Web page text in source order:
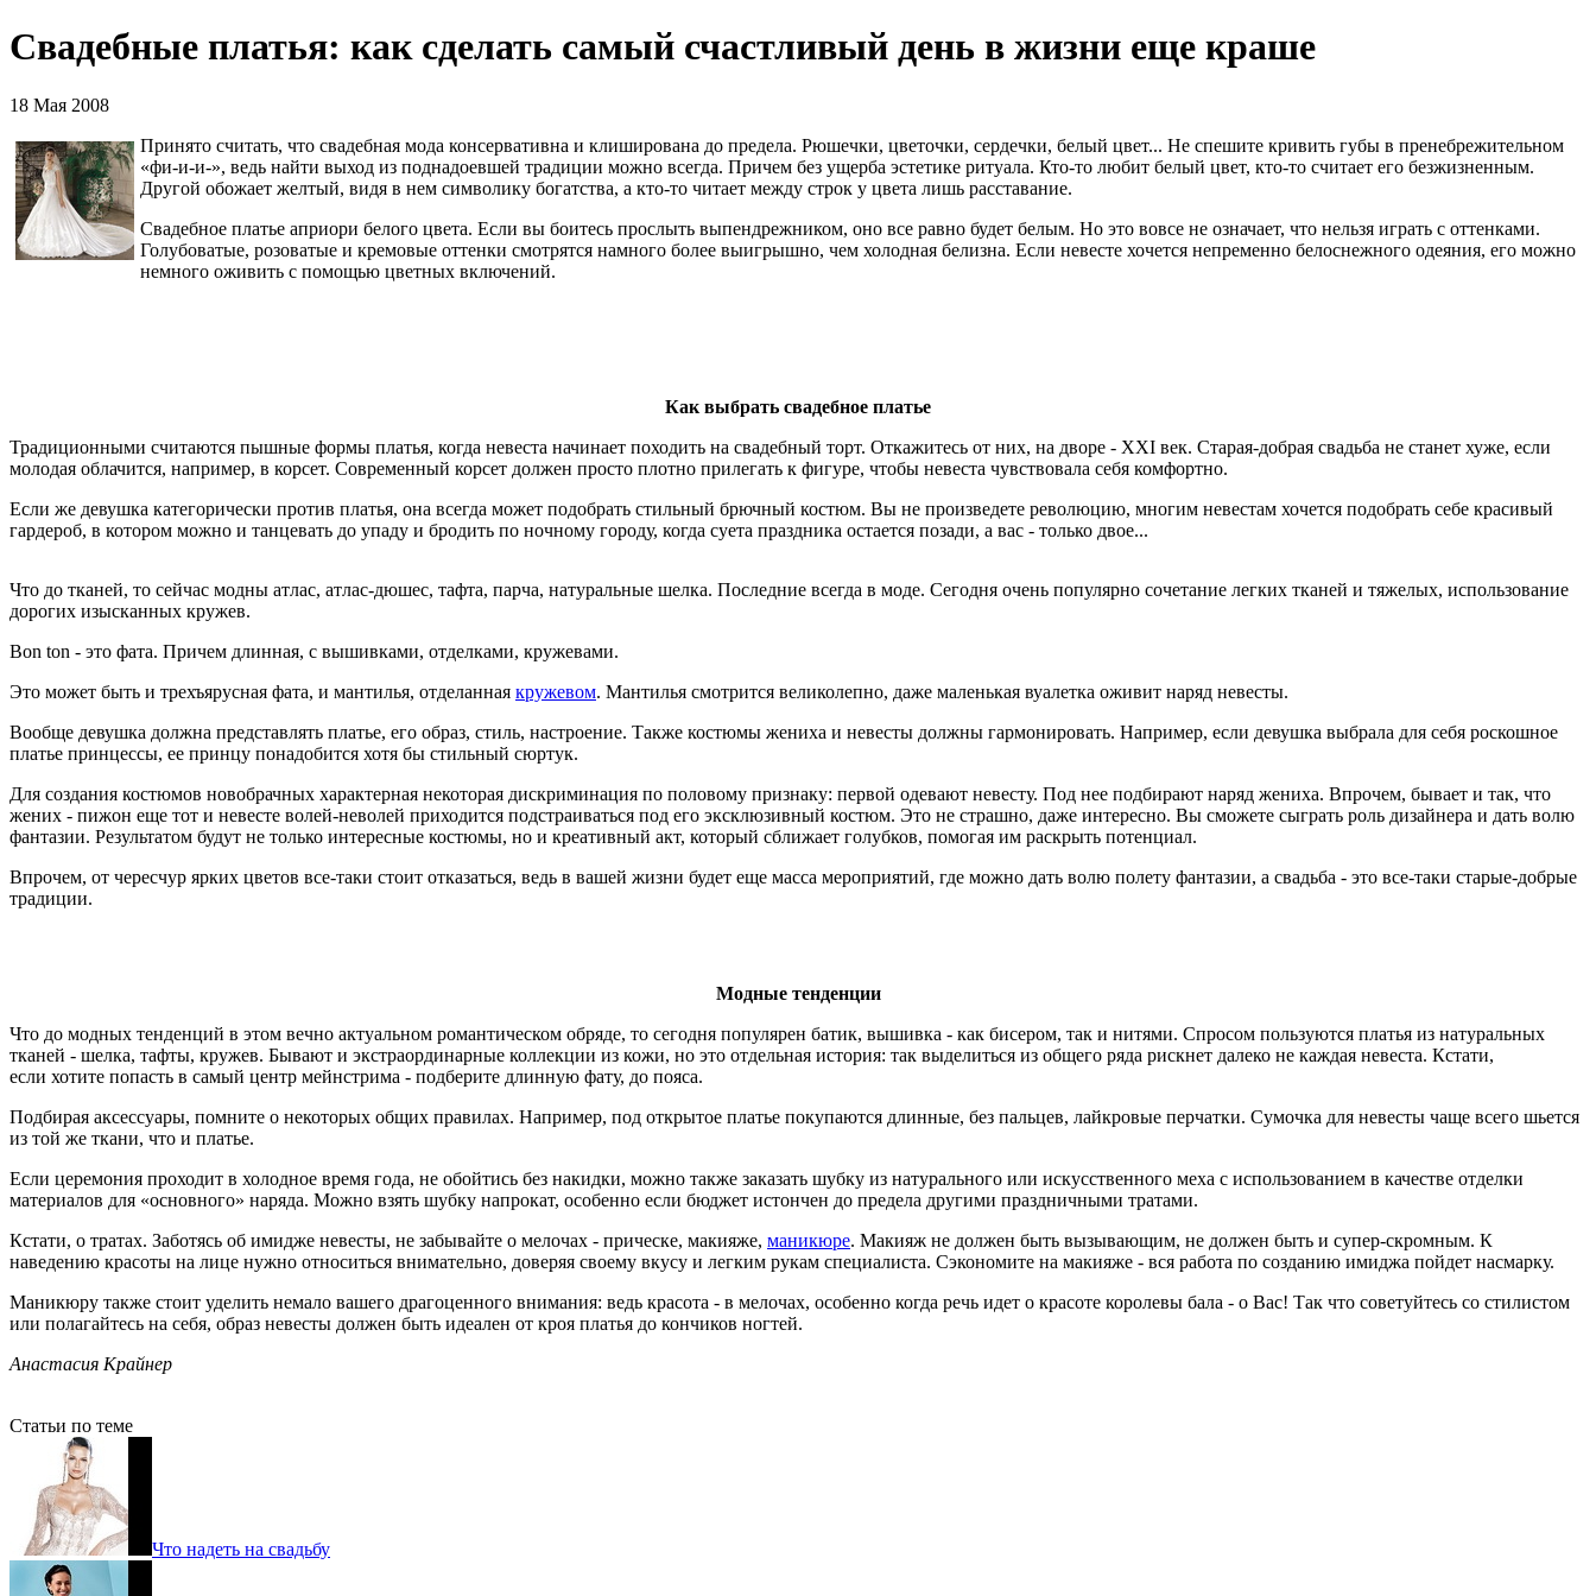
Свадебные платья: как сделать самый счастливый день в жизни еще краше
18 Мая 2008
Принято считать, что свадебная мода консервативна и клиширована до предела. Рюшечки, цветочки, сердечки, белый цвет... Не спешите кривить губы в пренебрежительном
«фи-и-и-», ведь найти выход из поднадоевшей традиции можно всегда. Причем без ущерба эстетике ритуала. Кто-то любит белый цвет, кто-то считает его безжизненным.
Другой обожает желтый, видя в нем символику богатства, а кто-то читает между строк у цвета лишь расставание.
Свадебное платье априори белого цвета. Если вы боитесь прослыть выпендрежником, оно все равно будет белым. Но это вовсе не означает, что нельзя играть с оттенками.
Голубоватые, розоватые и кремовые оттенки смотрятся намного более выигрышно, чем холодная белизна. Если невесте хочется непременно белоснежного одеяния, его можно
немного оживить с помощью цветных включений.
Как выбрать свадебное платье
Традиционными считаются пышные формы платья, когда невеста начинает походить на свадебный торт. Откажитесь от них, на дворе - XXI век. Старая-добрая свадьба не станет хуже, если
молодая облачится, например, в корсет. Современный корсет должен просто плотно прилегать к фигуре, чтобы невеста чувствовала себя комфортно.
Если же девушка категорически против платья, она всегда может подобрать стильный брючный костюм. Вы не произведете революцию, многим невестам хочется подобрать себе красивый
гардероб, в котором можно и танцевать до упаду и бродить по ночному городу, когда суета праздника остается позади, а вас - только двое...
Что до тканей, то сейчас модны атлас, атлас-дюшес, тафта, парча, натуральные шелка. Последние всегда в моде. Сегодня очень популярно сочетание легких тканей и тяжелых, использование
дорогих изысканных кружев.
Bon ton - это фата. Причем длинная, с вышивками, отделками, кружевами.
Это может быть и трехъярусная фата, и мантилья, отделанная кружевом. Мантилья смотрится великолепно, даже маленькая вуалетка оживит наряд невесты.
Вообще девушка должна представлять платье, его образ, стиль, настроение. Также костюмы жениха и невесты должны гармонировать. Например, если девушка выбрала для себя роскошное
платье принцессы, ее принцу понадобится хотя бы стильный сюртук.
Для создания костюмов новобрачных характерная некоторая дискриминация по половому признаку: первой одевают невесту. Под нее подбирают наряд жениха. Впрочем, бывает и так, что
жених - пижон еще тот и невесте волей-неволей приходится подстраиваться под его эксклюзивный костюм. Это не страшно, даже интересно. Вы сможете сыграть роль дизайнера и дать волю
фантазии. Результатом будут не только интересные костюмы, но и креативный акт, который сближает голубков, помогая им раскрыть потенциал.
Впрочем, от чересчур ярких цветов все-таки стоит отказаться, ведь в вашей жизни будет еще масса мероприятий, где можно дать волю полету фантазии, а свадьба - это все-таки старые-добрые
традиции.
Модные тенденции
Что до модных тенденций в этом вечно актуальном романтическом обряде, то сегодня популярен батик, вышивка - как бисером, так и нитями. Спросом пользуются платья из натуральных
тканей - шелка, тафты, кружев. Бывают и экстраординарные коллекции из кожи, но это отдельная история: так выделиться из общего ряда рискнет далеко не каждая невеста. Кстати,
если хотите попасть в самый центр мейнстрима - подберите длинную фату, до пояса.
Подбирая аксессуары, помните о некоторых общих правилах. Например, под открытое платье покупаются длинные, без пальцев, лайкровые перчатки. Сумочка для невесты чаще всего шьется
из той же ткани, что и платье.
Если церемония проходит в холодное время года, не обойтись без накидки, можно также заказать шубку из натурального или искусственного меха с использованием в качестве отделки
материалов для «основного» наряда. Можно взять шубку напрокат, особенно если бюджет истончен до предела другими праздничными тратами.
Кстати, о тратах. Заботясь об имидже невесты, не забывайте о мелочах - прическе, макияже, маникюре. Макияж не должен быть вызывающим, не должен быть и супер-скромным. К
наведению красоты на лице нужно относиться внимательно, доверяя своему вкусу и легким рукам специалиста. Сэкономите на макияже - вся работа по созданию имиджа пойдет насмарку.
Маникюру также стоит уделить немало вашего драгоценного внимания: ведь красота - в мелочах, особенно когда речь идет о красоте королевы бала - о Вас! Так что советуйтесь со стилистом
или полагайтесь на себя, образ невесты должен быть идеален от кроя платья до кончиков ногтей.
Анастасия Крайнер
Статьи по теме
Что надеть на свадьбу